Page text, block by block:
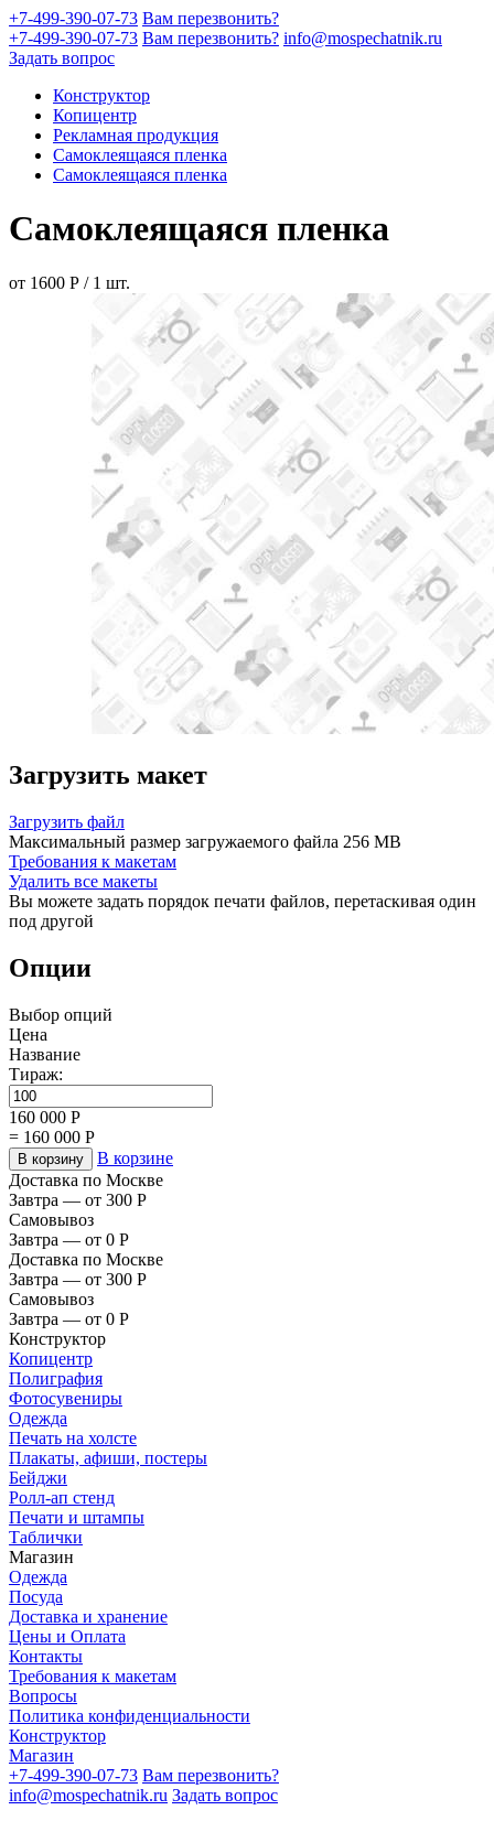
+7-499-390-07-73 Вам перезвонить?
+7-499-390-07-73 Вам перезвонить? info@mospechatnik.ru
Задать вопрос
Конструктор
Копицентр
Рекламная продукция
Самоклеящаяся пленка
Самоклеящаяся пленка
Самоклеящаяся пленка
от 1600 Р / 1 шт.
Загрузить макет
Загрузить файл
Максимальный размер загружаемого файла 256 MB
Требования к макетам
Удалить все макеты
Вы можете задать порядок печати файлов, перетаскивая один
под другой
Опции
Выбор опций
Цена
Название
Тираж:
160 000 Р
= 160 000 Р
В корзину
В корзине
Доставка по Москве
Завтра — от 300 Р
Самовывоз
Завтра — от 0 Р
Доставка по Москве
Завтра — от 300 Р
Самовывоз
Завтра — от 0 Р
Конструктор
Копицентр
Полиграфия
Фотосувениры
Одежда
Печать на холсте
Плакаты, афиши, постеры
Бейджи
Ролл-ап стенд
Печати и штампы
Таблички
Магазин
Одежда
Посуда
Доставка и хранение
Цены и Оплата
Контакты
Требования к макетам
Вопросы
Политика конфиденциальности
Конструктор
Магазин
+7-499-390-07-73 Вам перезвонить?
info@mospechatnik.ru Задать вопрос